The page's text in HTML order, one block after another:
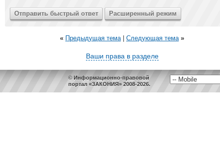
« Предыдущая тема| Следующая тема »
Ваши права в разделе
© Информационно-правовой
портал «ЗАКОНИЯ» 2008-2026.